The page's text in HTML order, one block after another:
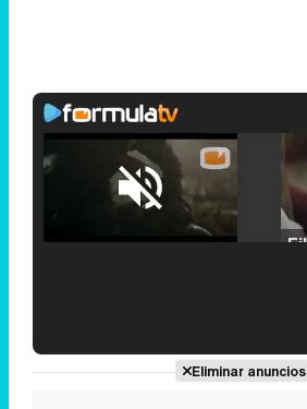
Unmute /
Eliminar anuncios